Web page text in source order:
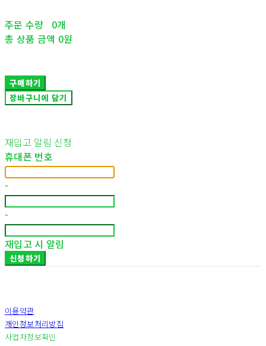
주문 수량
0개
총 상품 금액 0원
구매하기
장바구니에 담기
재입고 알림 신청
휴대폰 번호
-
-
재입고 시 알림
신청하기
이용약관
개인정보처리방침
사업자정보확인